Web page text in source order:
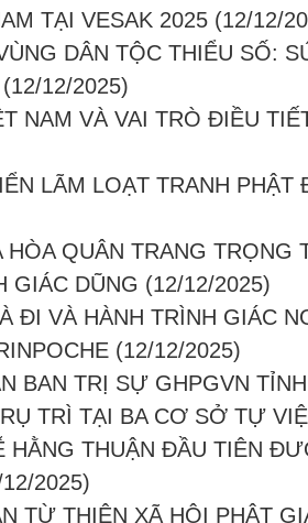
TẠI VESAK 2025 (12/12/
DÂN TỘC THIỂU SỐ:
(12/12/2025)
NAM VÀ VAI TRÒ ĐIỀU
LÃM LOẠT TRANH PHẬT
HÒA QUÂN TRANG TRỌNG
GIÁC DŨNG (12/12/2025)
ĐI VÀ HÀNH TRÌNH GIÁC
(12/12/2025)
BAN TRỊ SỰ GHPGVN
TRÌ TẠI BA CƠ SỞ TỰ
HẰNG THUẬN ĐẦU TIÊN
2025)
TỪ THIỆN XÃ HỘI PHẬT